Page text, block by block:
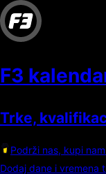
F3
Trke,
Podrži nas, kupi
Dodaj dane i vremena